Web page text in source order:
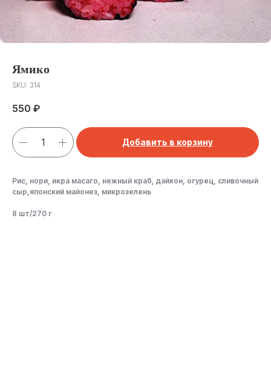
Ямико
SKU: 314
550 ₽
Добавить в корзину
Рис, нори, икра масаго, нежный краб, дайкон, огурец, сливочный
сыр,японский майонез, микрозелень
8 шт/270 г